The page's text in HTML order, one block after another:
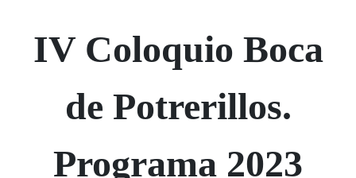
IV Coloquio Boca
de Potrerillos.
Programa 2023